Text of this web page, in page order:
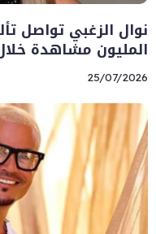
نوال الزغبي تواصل
المليون مشاهدة
25/07/2026